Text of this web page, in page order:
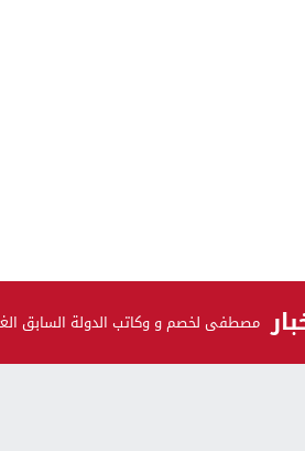
مصطفى لخصم و وكاتب الدولة السابق
قاصر من الجالية كان سايق طوموبيل